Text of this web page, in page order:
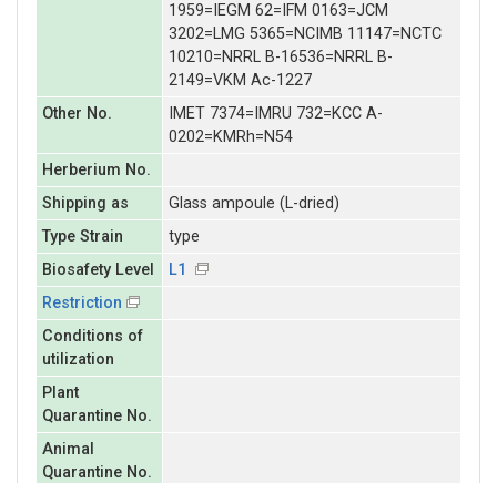
1959=IEGM 62=IFM 0163=JCM
3202=LMG 5365=NCIMB 11147=NCTC
10210=NRRL B-16536=NRRL B-
2149=VKM Ac-1227
Other No.
IMET 7374=IMRU 732=KCC A-
0202=KMRh=N54
Herberium No.
Shipping as
Glass ampoule (L-dried)
Type Strain
type
Biosafety Level
L1
Restriction
Conditions of
utilization
Plant
Quarantine No.
Animal
Quarantine No.